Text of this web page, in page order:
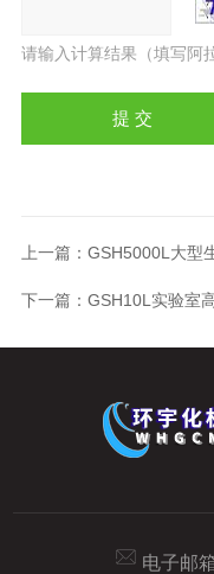
请输入计算结果（填写阿
上一篇： GSH5000L大型
下一篇： GSH10L实验室
电子邮